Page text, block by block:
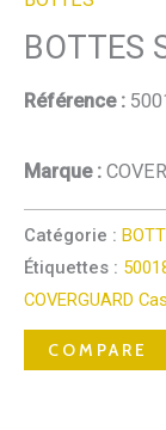
BOTTES
Référence :
Marque :
Catégorie :
Étiquettes :
COVERGUARD
COMPARE